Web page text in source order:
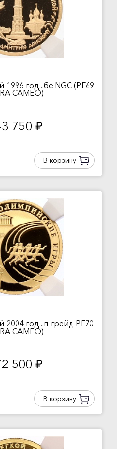
1996 год...бе NGC (PF69
CAMEO)
750 руб.
В корзину
2004 год...п-грейд PF70
CAMEO)
500 руб.
В корзину